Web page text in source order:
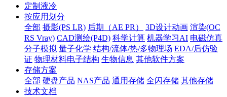
定制液冷
按应用划分
全部 摄影(PS LR) 后期（AE PR） 3D设计动画 渲染(OC
RS Vray) CAD测绘(P4D) 科学计算 机器学习AI 电磁仿真
分子模拟 量子化学 结构/流体/热/多物理场 EDA/后仿验
证 物理材料电子结构 生物信息 其他软件方案
存储方案
全部 硬盘产品 NAS产品 通用存储 全闪存储 其他存储
技术文档